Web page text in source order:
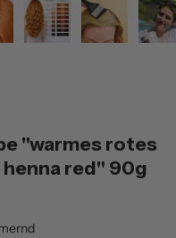
"warmes rotes
henna red" 90g